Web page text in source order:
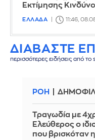
Εκτίμησης
ΕΛΛΑΔΑ 11:46,
ΔΙΑΒΑΣΤΕ
περισσότερες ειδήσεις από το
ΡΟΗ
Τραγωδία με
Ελεύθερος ο
που βρισκόταν η